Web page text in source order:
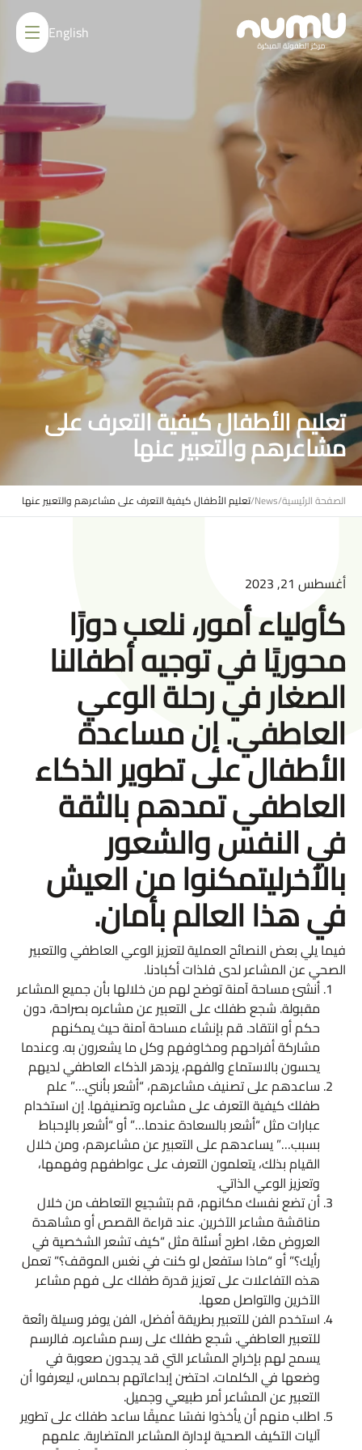
English
Skip
to
content
تعليم الأطفال كيفية التعرف على
مشاعرهم والتعبير عنها
الصفحة الرئيسية/
News
/تعليم الأطفال كيفية التعرف على مشاعرهم والتعبير عنها
أغسطس 21, 2023
كأولياء أمور، نلعب دورًا
محوريًا في توجيه أطفالنا
الصغار في رحلة الوعي
العاطفي. إن مساعدة
الأطفال على تطوير الذكاء
العاطفي تمدهم بالثقة
في النفس والشعور
بالآخرليتمكنوا من العيش
في هذا العالم بأمان.
فيما يلي بعض النصائح العملية لتعزيز الوعي العاطفي والتعبير
الصحي عن المشاعر لدى فلذات أكبادنا.
أنشئ مساحة آمنة توضح لهم من خلالها بأن جميع المشاعر
مقبولة. شجع طفلك على التعبير عن مشاعره بصراحة، دون
حكم أو انتقاد. قم بإنشاء مساحة آمنة حيث يمكنهم
مشاركة أفراحهم ومخاوفهم وكل ما يشعرون به. وعندما
يحسون بالاستماع والفهم، يزدهر الذكاء العاطفي لديهم
ساعدهم على تصنيف مشاعرهم، “أشعر بأنني…” علم
طفلك كيفية التعرف على مشاعره وتصنيفها. إن استخدام
عبارات مثل “أشعر بالسعادة عندما…” أو “أشعر بالإحباط
بسبب…” يساعدهم على التعبير عن مشاعرهم، ومن خلال
القيام بذلك، يتعلمون التعرف على عواطفهم وفهمها،
وتعزيز الوعي الذاتي.
أن تضع نفسك مكانهم، قم بتشجيع التعاطف من خلال
مناقشة مشاعر الآخرين. عند قراءة القصص أو مشاهدة
العروض معًا، اطرح أسئلة مثل “كيف تشعر الشخصية في
رأيك؟” أو “ماذا ستفعل لو كنت في نغس الموقف؟” تعمل
هذه التفاعلات على تعزيز قدرة طفلك على فهم مشاعر
الآخرين والتواصل معها.
استخدم الفن للتعبير بطريقة أفضل، الفن يوفر وسيلة رائعة
للتعبير العاطفي. شجع طفلك على رسم مشاعره. فالرسم
يسمح لهم بإخراج المشاعر التي قد يجدون صعوبة في
وضعها في الكلمات. احتضن إبداعاتهم بحماس، ليعرفوا أن
التعبير عن المشاعر أمر طبيعي وجميل.
اطلب منهم أن يأخذوا نفسًا عميقًا ساعد طفلك على تطوير
آليات التكيف الصحية لإدارة المشاعر المتضاربة. علمهم